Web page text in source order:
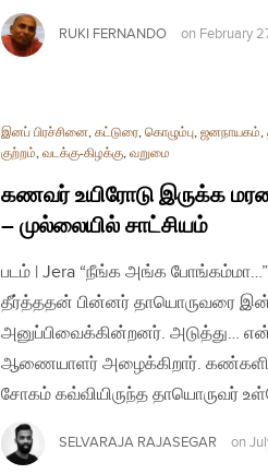
RUKI FERNANDO on February
இனப் பிரச்சினை, கட்டுரை, கொழும்பு, ஜனநாயகம்,
குற்றம், வடக்கு-கிழக்கு, வறுமை
கணவர் உயிரோடு இருக்க
– முல்லையில் சாட்சியம்
படம் | Jera “நீங்க அங்க போங்கம்மா…”
தீர்த்ததன் பின்னர் தாயொருவரை
அனுப்பிவைக்கின்றனர். அடுத்து…
ஆணையாளர் அழைக்கிறார்.
சோகம் கவ்வியிருந்த தாயொருவர்
SELVARAJA RAJASEGAR on